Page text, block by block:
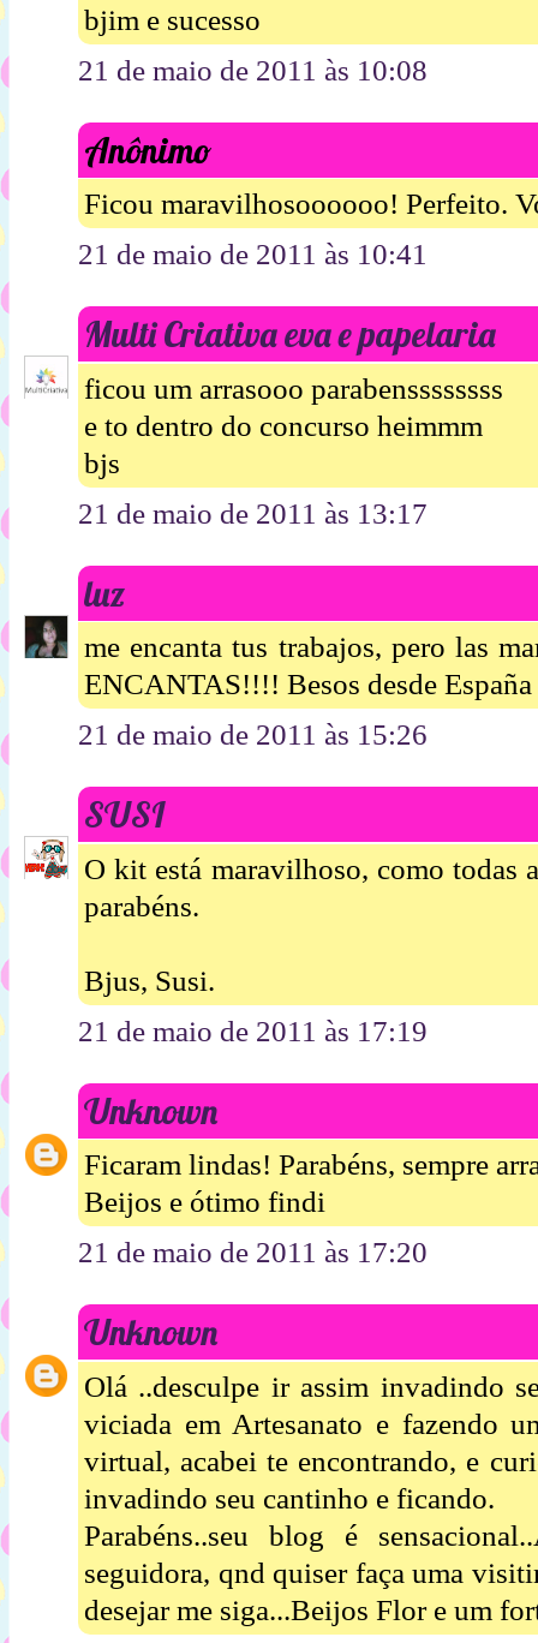
bjim e sucesso
21 de maio de 2011 às 10:08
Anônimo
Ficou maravilhosoooooo! Perfeito.
21 de maio de 2011 às 10:41
Multi Criativa eva e papelaria
ficou um arrasooo parabenssssssss
e to dentro do concurso heimmm
bjs
21 de maio de 2011 às 13:17
luz
me encanta tus trabajos, pero las
ENCANTAS!!!! Besos desde España
21 de maio de 2011 às 15:26
SUSI
O kit está maravilhoso, como todas
parabéns.
Bjus, Susi.
21 de maio de 2011 às 17:19
Unknown
Ficaram lindas! Parabéns, sempre
Beijos e ótimo findi
21 de maio de 2011 às 17:20
Unknown
Olá ..desculpe ir assim invadindo
viciada em Artesanato e fazendo
virtual, acabei te encontrando, e
invadindo seu cantinho e ficando.
Parabéns..seu blog é
seguidora, qnd quiser faça uma
desejar me siga...Beijos Flor e um